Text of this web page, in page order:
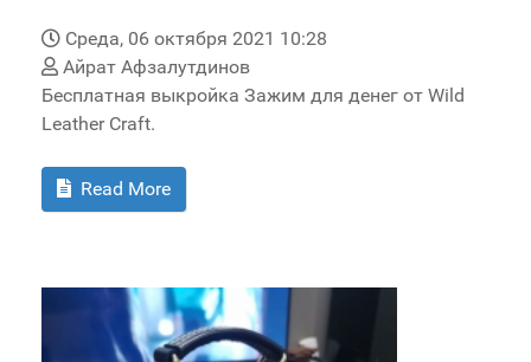
Среда, 06 октября 2021 10:28
Айрат Афзалутдинов
Бесплатная выкройка Зажим для денег от Wild
Leather Craft.
Read More